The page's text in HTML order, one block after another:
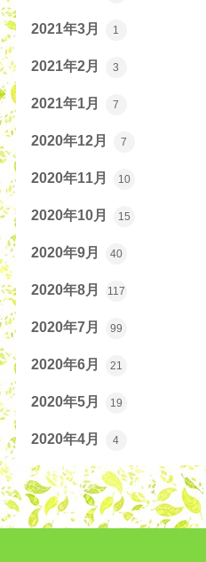
2021年3月 1
2021年2月 3
2021年1月 7
2020年12月 7
2020年11月 10
2020年10月 15
2020年9月 40
2020年8月 117
2020年7月 99
2020年6月 21
2020年5月 19
2020年4月 4